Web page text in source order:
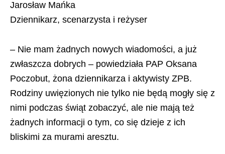
Jarosław Mańka
Dziennikarz, scenarzysta i reżyser
– Nie mam żadnych nowych wiadomości, a już
zwłaszcza dobrych – powiedziała PAP Oksana
Poczobut, żona dziennikarza i aktywisty ZPB.
Rodziny uwięzionych nie tylko nie będą mogły się z
nimi podczas świąt zobaczyć, ale nie mają też
żadnych informacji o tym, co się dzieje z ich
bliskimi za murami aresztu.